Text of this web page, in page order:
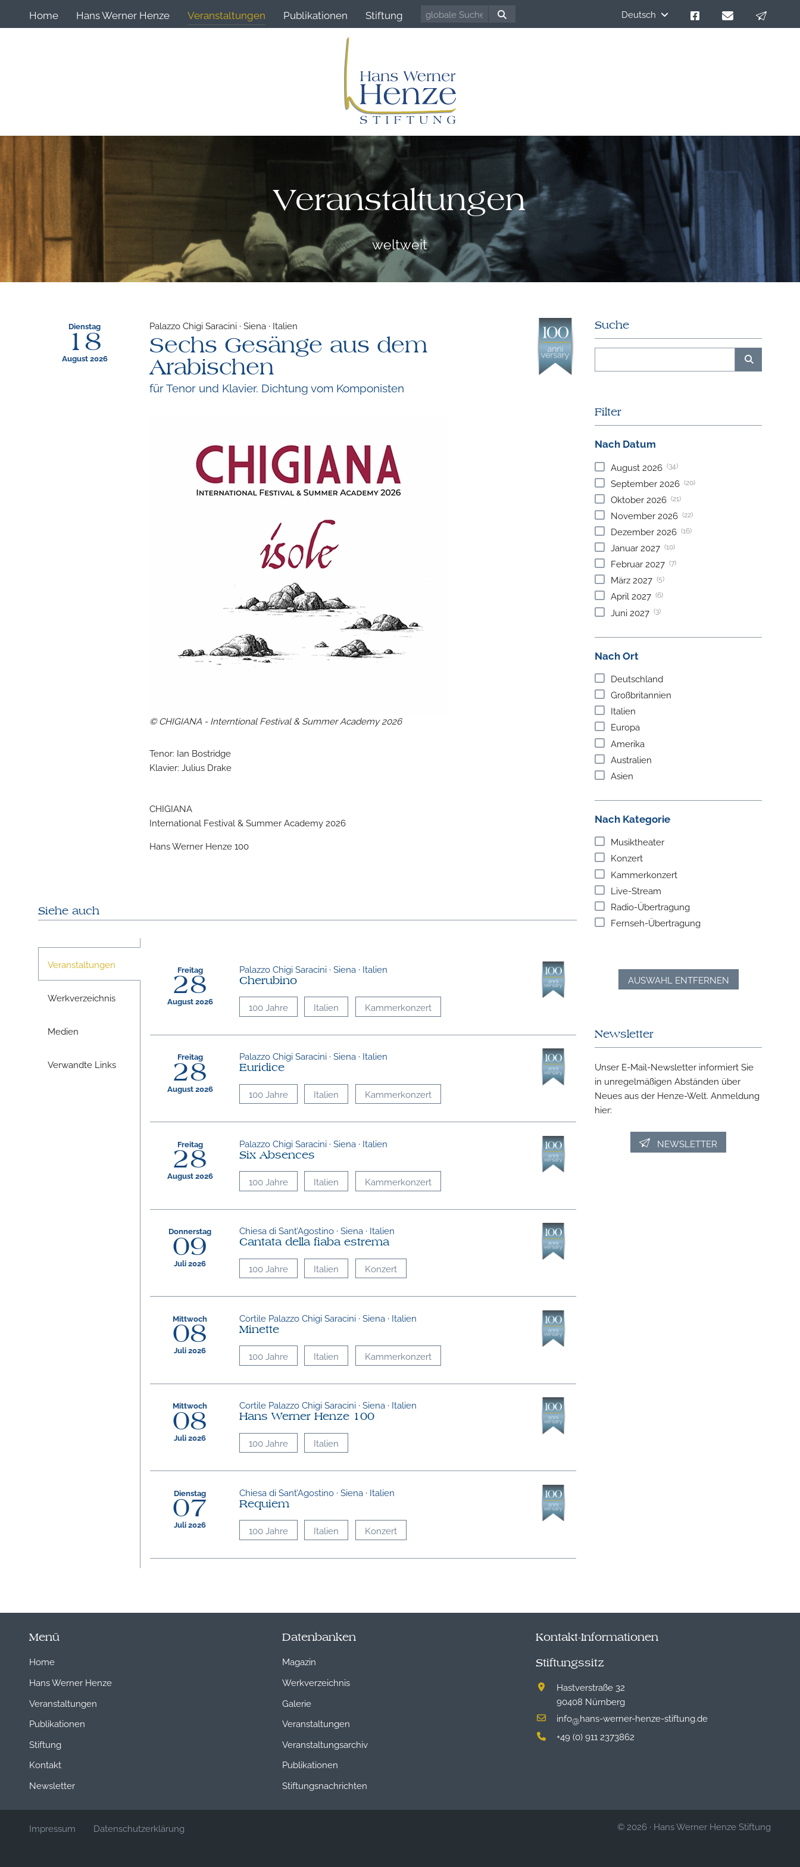
Home Hans Werner Henze Veranstaltungen Publikationen Stiftung Deutsch
Veranstaltungen
weltweit
Dienstag
18
August 2026
Palazzo Chigi Saracini · Siena · Italien
Sechs Gesänge aus dem
Arabischen
für Tenor und Klavier. Dichtung vom Komponisten
© CHIGIANA - Interntional Festival & Summer Academy 2026
Tenor: Ian Bostridge
Klavier: Julius Drake
CHIGIANA
International Festival & Summer Academy 2026
Hans Werner Henze 100
Siehe auch
Veranstaltungen
Werkverzeichnis
Medien
Verwandte Links
Freitag
28
August 2026
Palazzo Chigi Saracini · Siena · Italien
Cherubino
100 Jahre Italien Kammerkonzert
Freitag
28
August 2026
Palazzo Chigi Saracini · Siena · Italien
Euridice
100 Jahre Italien Kammerkonzert
Freitag
28
August 2026
Palazzo Chigi Saracini · Siena · Italien
Six Absences
100 Jahre Italien Kammerkonzert
Donnerstag
09
Juli 2026
Chiesa di Sant’Agostino · Siena · Italien
Cantata della fiaba estrema
100 Jahre Italien Konzert
Mittwoch
08
Juli 2026
Cortile Palazzo Chigi Saracini · Siena · Italien
Minette
100 Jahre Italien Kammerkonzert
Mittwoch
08
Juli 2026
Cortile Palazzo Chigi Saracini · Siena · Italien
Hans Werner Henze 100
100 Jahre Italien
Dienstag
07
Juli 2026
Chiesa di Sant’Agostino · Siena · Italien
Requiem
100 Jahre Italien Konzert
Suche
Filter
Nach Datum
August 2026 (34)
September 2026 (20)
Oktober 2026 (21)
November 2026 (22)
Dezember 2026 (16)
Januar 2027 (10)
Februar 2027 (7)
März 2027 (5)
April 2027 (6)
Juni 2027 (3)
Nach Ort
Deutschland
Großbritannien
Italien
Europa
Amerika
Australien
Asien
Nach Kategorie
Musiktheater
Konzert
Kammerkonzert
Live-Stream
Radio-Übertragung
Fernseh-Übertragung
AUSWAHL ENTFERNEN
Newsletter
Unser E-Mail-Newsletter informiert Sie
in unregelmäßigen Abständen über
Neues aus der Henze-Welt. Anmeldung
hier:
NEWSLETTER
Menü
Home
Hans Werner Henze
Veranstaltungen
Publikationen
Stiftung
Kontakt
Newsletter
Datenbanken
Magazin
Werkverzeichnis
Galerie
Veranstaltungen
Veranstaltungsarchiv
Publikationen
Stiftungsnachrichten
Kontakt-Informationen
Stiftungssitz
Hastverstraße 32
90408 Nürnberg
info@hans-werner-henze-stiftung.de
+49 (0) 911 2373862
Impressum Datenschutzerklärung © 2026 · Hans Werner Henze Stiftung